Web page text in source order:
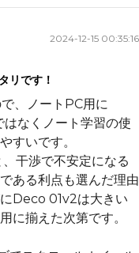
2024-12-15 00:35:16
リです！
、ノートPC用に
なくノート学習の使
すいです。
干渉で不安定になる
ある利点も選んだ理由
Deco 01v2は大きい
に揃えた次第です。